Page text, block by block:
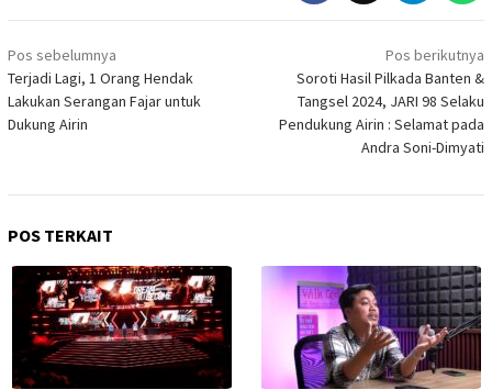
Navigasi
pos
Pos sebelumnya
Terjadi Lagi, 1 Orang Hendak
Lakukan Serangan Fajar untuk
Dukung Airin
Pos berikutnya
Soroti Hasil Pilkada Banten &
Tangsel 2024, JARI 98 Selaku
Pendukung Airin : Selamat pada
Andra Soni-Dimyati
POS TERKAIT